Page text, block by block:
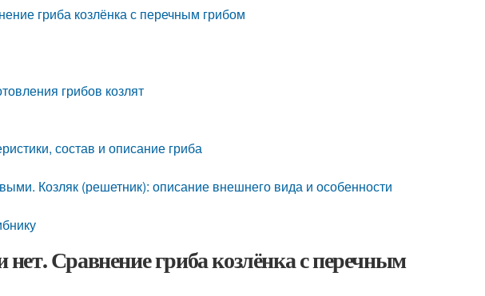
гриба козлёнка с перечным грибом
грибов козлят
состав и описание гриба
Козляк (решетник): описание внешнего вида и особенности
Сравнение гриба козлёнка с перечным